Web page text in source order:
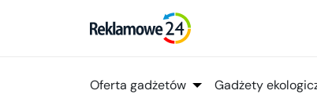
Oferta gadżetów Gadżety